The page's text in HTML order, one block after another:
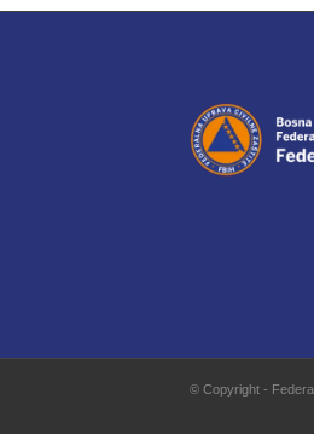
© Copyright -